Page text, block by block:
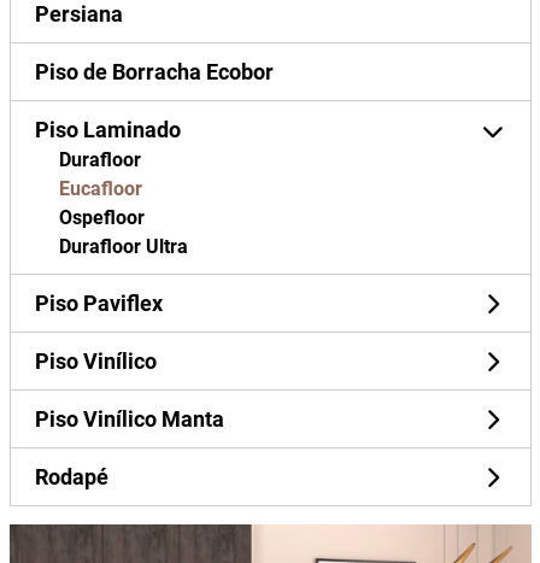
Persiana
Piso de Borracha Ecobor
Piso Laminado
Durafloor
Eucafloor
Ospefloor
Durafloor Ultra
Piso Paviflex
Piso Vinílico
Piso Vinílico Manta
Rodapé